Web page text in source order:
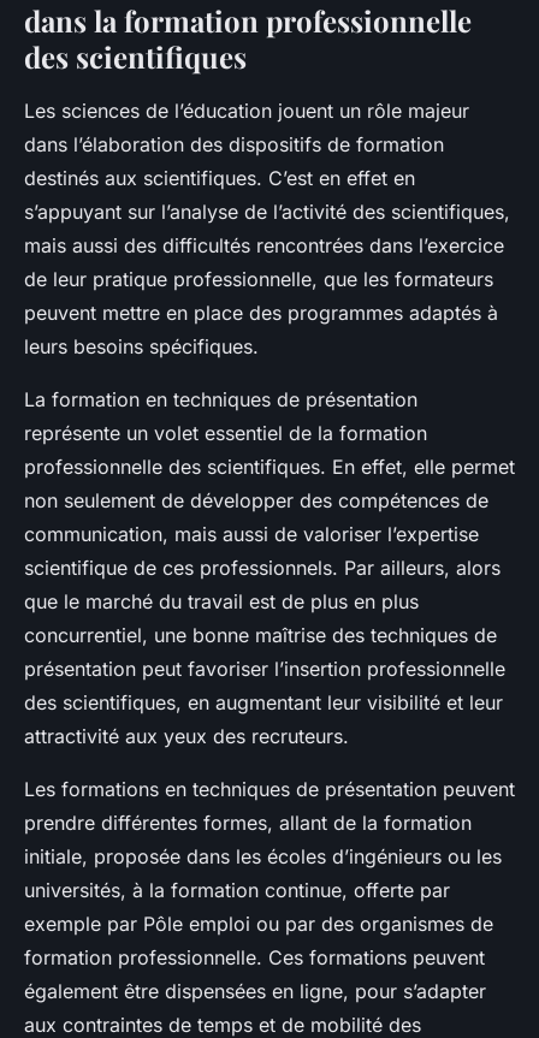
dans la formation professionnelle
des scientifiques
Les sciences de l’éducation jouent un rôle majeur
dans l’élaboration des dispositifs de formation
destinés aux scientifiques. C’est en effet en
s’appuyant sur l’analyse de l’activité des scientifiques,
mais aussi des difficultés rencontrées dans l’exercice
de leur pratique professionnelle, que les formateurs
peuvent mettre en place des programmes adaptés à
leurs besoins spécifiques.
La formation en techniques de présentation
représente un volet essentiel de la formation
professionnelle des scientifiques. En effet, elle permet
non seulement de développer des compétences de
communication, mais aussi de valoriser l’expertise
scientifique de ces professionnels. Par ailleurs, alors
que le marché du travail est de plus en plus
concurrentiel, une bonne maîtrise des techniques de
présentation peut favoriser l’insertion professionnelle
des scientifiques, en augmentant leur visibilité et leur
attractivité aux yeux des recruteurs.
Les formations en techniques de présentation peuvent
prendre différentes formes, allant de la formation
initiale, proposée dans les écoles d’ingénieurs ou les
universités, à la formation continue, offerte par
exemple par Pôle emploi ou par des organismes de
formation professionnelle. Ces formations peuvent
également être dispensées en ligne, pour s’adapter
aux contraintes de temps et de mobilité des